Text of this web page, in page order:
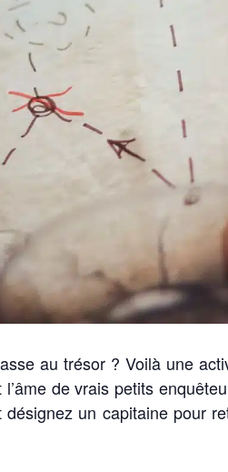
au trésor ? Voilà une
de vrais petits
un capitaine pour